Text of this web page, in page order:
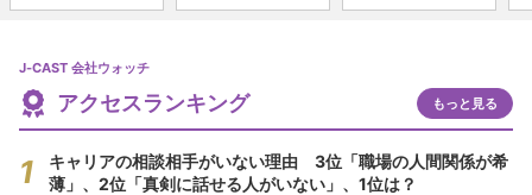
J-CAST 会社ウォッチ
アクセスランキング もっと見る
キャリアの相談相手がいない理由 3位「職場の人間関係が希
薄」、2位「真剣に話せる人がいない」、1位は？